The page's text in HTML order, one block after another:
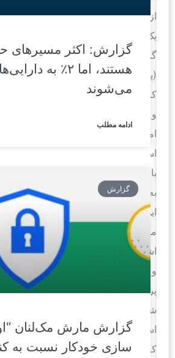
گذرواژه
(پسوورد)
کارآمد
امن
است.
بارها
موضوع
اشاره
پرداخته
شده
است
گزارش: اکثر مسیرهای
هستند، اما ۲٪ به
می‌شوند
ادامه مطلب
گزارش
گزارش مارش مک‌لنان
سازی خودکار نسبت به